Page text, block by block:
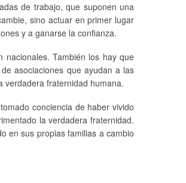
de trabajo, que suponen una
sino actuar en primer lugar
y a ganarse la confianza.
nacionales. También los hay que
asociaciones que ayudan a las
verdadera fraternidad humana.
conciencia de haber vivido
la verdadera fraternidad.
en sus propias familias a cambio